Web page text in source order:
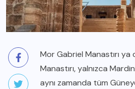
Mor Gabriel Manastırı
Manastırı, yalnızca
aynı zamanda tüm